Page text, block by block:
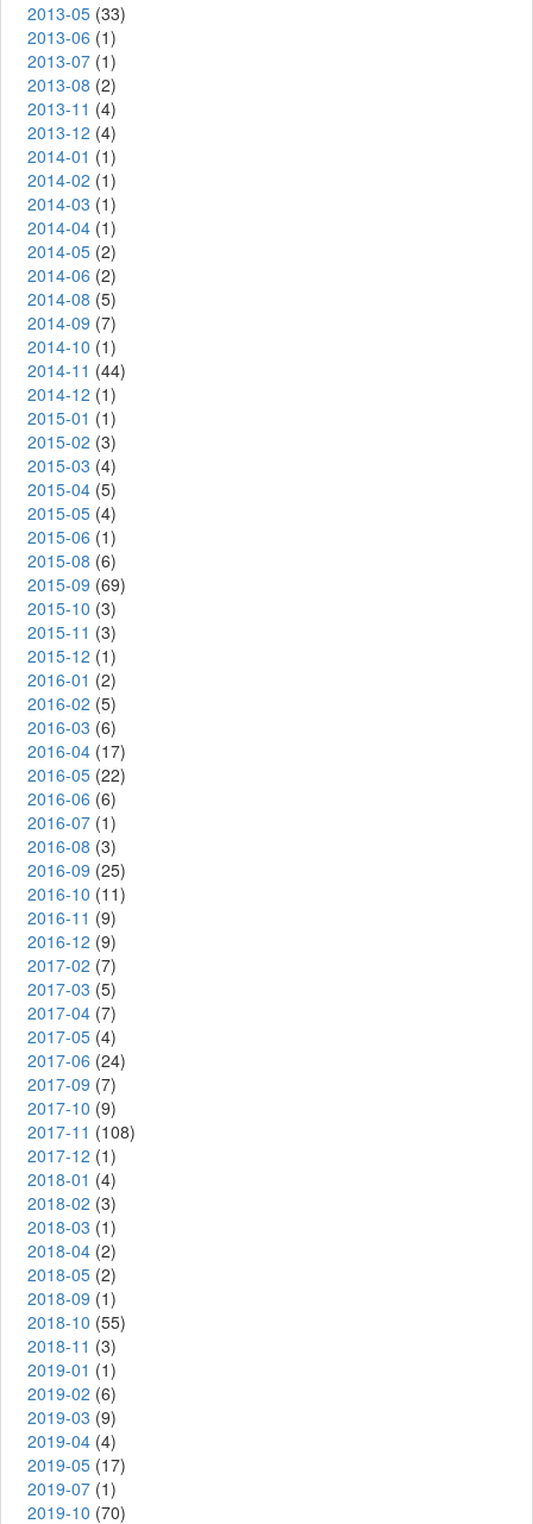
2013-05 (33)
2013-06 (1)
2013-07 (1)
2013-08 (2)
2013-11 (4)
2013-12 (4)
2014-01 (1)
2014-02 (1)
2014-03 (1)
2014-04 (1)
2014-05 (2)
2014-06 (2)
2014-08 (5)
2014-09 (7)
2014-10 (1)
2014-11 (44)
2014-12 (1)
2015-01 (1)
2015-02 (3)
2015-03 (4)
2015-04 (5)
2015-05 (4)
2015-06 (1)
2015-08 (6)
2015-09 (69)
2015-10 (3)
2015-11 (3)
2015-12 (1)
2016-01 (2)
2016-02 (5)
2016-03 (6)
2016-04 (17)
2016-05 (22)
2016-06 (6)
2016-07 (1)
2016-08 (3)
2016-09 (25)
2016-10 (11)
2016-11 (9)
2016-12 (9)
2017-02 (7)
2017-03 (5)
2017-04 (7)
2017-05 (4)
2017-06 (24)
2017-09 (7)
2017-10 (9)
2017-11 (108)
2017-12 (1)
2018-01 (4)
2018-02 (3)
2018-03 (1)
2018-04 (2)
2018-05 (2)
2018-09 (1)
2018-10 (55)
2018-11 (3)
2019-01 (1)
2019-02 (6)
2019-03 (9)
2019-04 (4)
2019-05 (17)
2019-07 (1)
2019-10 (70)